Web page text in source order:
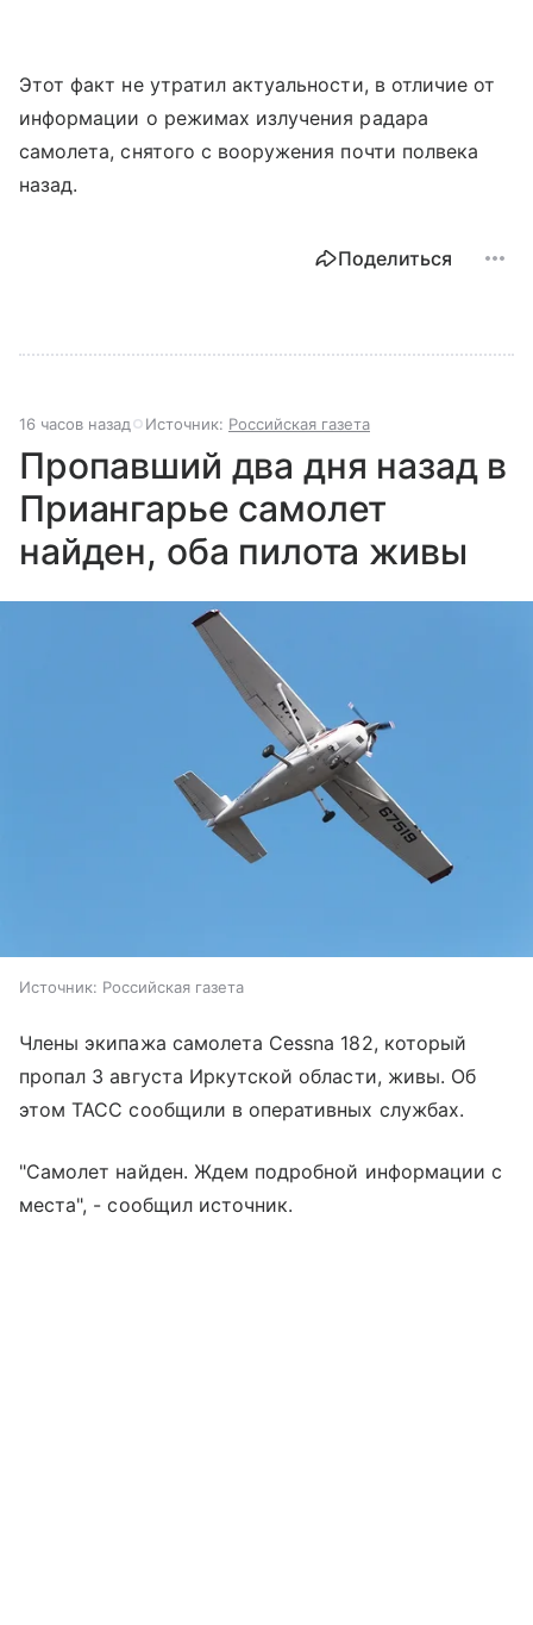
Этот факт не утратил актуальности, в отличие от
информации о режимах излучения радара
самолета, снятого с вооружения почти полвека
назад.
Поделиться
16 часов назад Источник: Российская газета
Пропавший два дня назад в
Приангарье самолет
найден, оба пилота живы
Источник: Российская газета
Члены экипажа самолета Cessna 182, который
пропал 3 августа Иркутской области, живы. Об
этом ТАСС сообщили в оперативных службах.
"Самолет найден. Ждем подробной информации с
места", - сообщил источник.